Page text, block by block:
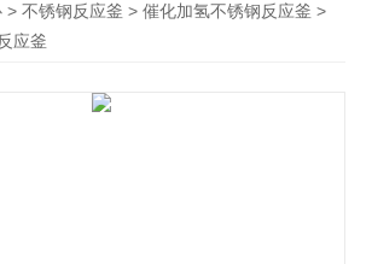
>不锈钢反应釜 >催化加氢不锈钢反应釜 >
应釜